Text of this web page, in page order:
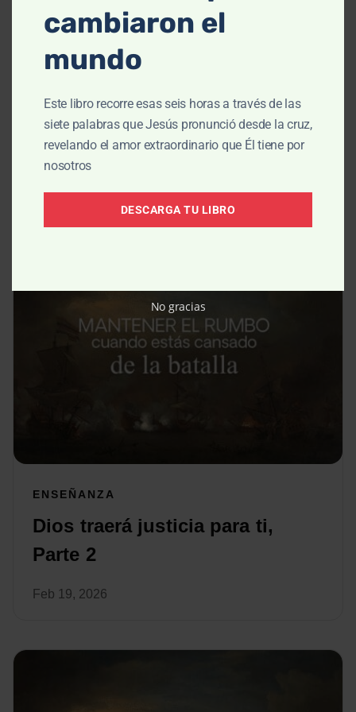
Orando por la persona que te
causa dolor, parte 1
ENSEÑANZA
Dios traerá justicia para ti,
Parte 2
Feb 19, 2026
cambiaron el
mundo
Este libro recorre esas seis horas a través de las
siete palabras que Jesús pronunció desde la cruz,
revelando el amor extraordinario que Él tiene por
nosotros
DESCARGA TU LIBRO
No gracias